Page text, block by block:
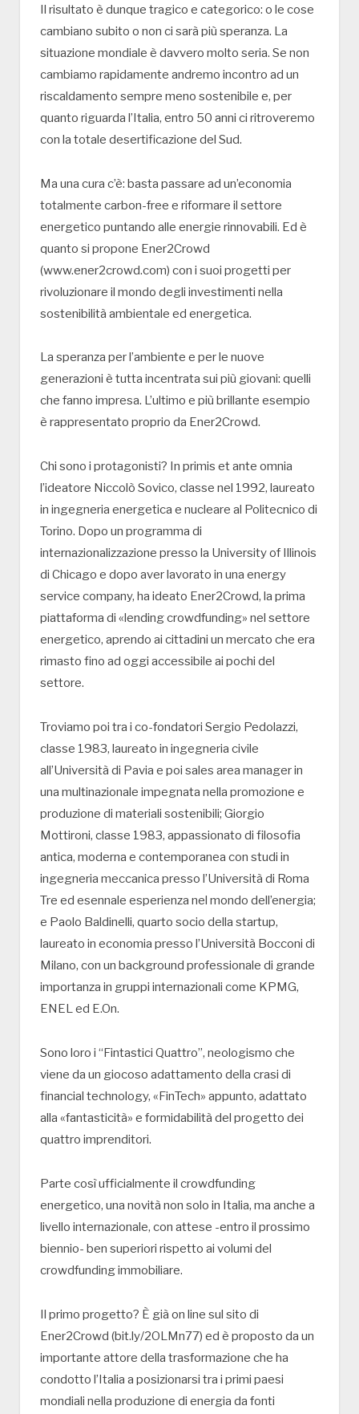
Il risultato è dunque tragico e categorico: o le cose
cambiano subito o non ci sarà più speranza. La
situazione mondiale è davvero molto seria. Se non
cambiamo rapidamente andremo incontro ad un
riscaldamento sempre meno sostenibile e, per
quanto riguarda l’Italia, entro 50 anni ci ritroveremo
con la totale desertificazione del Sud.
Ma una cura c’è: basta passare ad un’economia
totalmente carbon-free e riformare il settore
energetico puntando alle energie rinnovabili. Ed è
quanto si propone Ener2Crowd
(www.ener2crowd.com) con i suoi progetti per
rivoluzionare il mondo degli investimenti nella
sostenibilità ambientale ed energetica.
La speranza per l’ambiente e per le nuove
generazioni è tutta incentrata sui più giovani: quelli
che fanno impresa. L’ultimo e più brillante esempio
è rappresentato proprio da Ener2Crowd.
Chi sono i protagonisti? In primis et ante omnia
l’ideatore Niccolò Sovico, classe nel 1992, laureato
in ingegneria energetica e nucleare al Politecnico di
Torino. Dopo un programma di
internazionalizzazione presso la University of Illinois
di Chicago e dopo aver lavorato in una energy
service company, ha ideato Ener2Crowd, la prima
piattaforma di «lending crowdfunding» nel settore
energetico, aprendo ai cittadini un mercato che era
rimasto fino ad oggi accessibile ai pochi del
settore.
Troviamo poi tra i co-fondatori Sergio Pedolazzi,
classe 1983, laureato in ingegneria civile
all’Università di Pavia e poi sales area manager in
una multinazionale impegnata nella promozione e
produzione di materiali sostenibili; Giorgio
Mottironi, classe 1983, appassionato di filosofia
antica, moderna e contemporanea con studi in
ingegneria meccanica presso l’Università di Roma
Tre ed esennale esperienza nel mondo dell’energia;
e Paolo Baldinelli, quarto socio della startup,
laureato in economia presso l’Università Bocconi di
Milano, con un background professionale di grande
importanza in gruppi internazionali come KPMG,
ENEL ed E.On.
Sono loro i “Fintastici Quattro”, neologismo che
viene da un giocoso adattamento della crasi di
financial technology, «FinTech» appunto, adattato
alla «fantasticità» e formidabilità del progetto dei
quattro imprenditori.
Parte così ufficialmente il crowdfunding
energetico, una novità non solo in Italia, ma anche a
livello internazionale, con attese -entro il prossimo
biennio- ben superiori rispetto ai volumi del
crowdfunding immobiliare.
Il primo progetto? È già on line sul sito di
Ener2Crowd (bit.ly/2OLMn77) ed è proposto da un
importante attore della trasformazione che ha
condotto l’Italia a posizionarsi tra i primi paesi
mondiali nella produzione di energia da fonti